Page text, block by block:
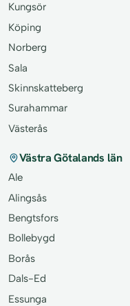
Kungsör
Köping
Norberg
Sala
Skinnskatteberg
Surahammar
Västerås
Västra Götalands län
Ale
Alingsås
Bengtsfors
Bollebygd
Borås
Dals-Ed
Essunga